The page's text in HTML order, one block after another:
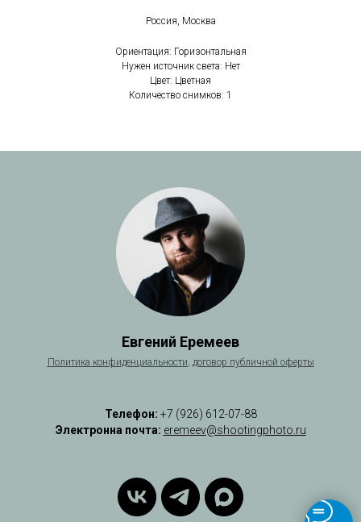
Россия, Москва
Ориентация: Горизонтальная
Нужен источник света: Нет
Цвет: Цветная
Количество снимков: 1
Евгений Еремеев
Политика конфиденциальности, договор публичной оферты
Телефон: +7 (926) 612-07-88
Электронна почта: eremeev@shootingphoto.ru